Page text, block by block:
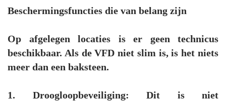
Beschermingsfuncties die van belang zijn
Op afgelegen locaties is er geen technicus
beschikbaar. Als de VFD niet slim is, is het niets
meer dan een baksteen.
1. Droogloopbeveiliging: Dit is niet